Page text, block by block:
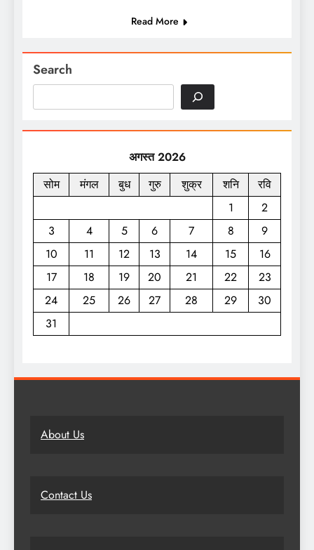
Read More
Search
अगस्त 2026
सोम
मंगल बुध गुरु शुक्र शनि
रवि
1
2
3
4 5 6 7 8
9
10
11 12 13 14 15
16
17
18 19 20 21 22
23
24
25 26 27 28 29
30
31
About Us
Contact Us